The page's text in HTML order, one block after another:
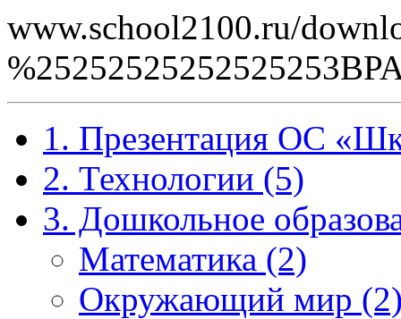
www.school2100.ru/
1. Презентация ОС
2. Технологии (5)
3. Дошкольное
Математика (2)
Окружающий мир